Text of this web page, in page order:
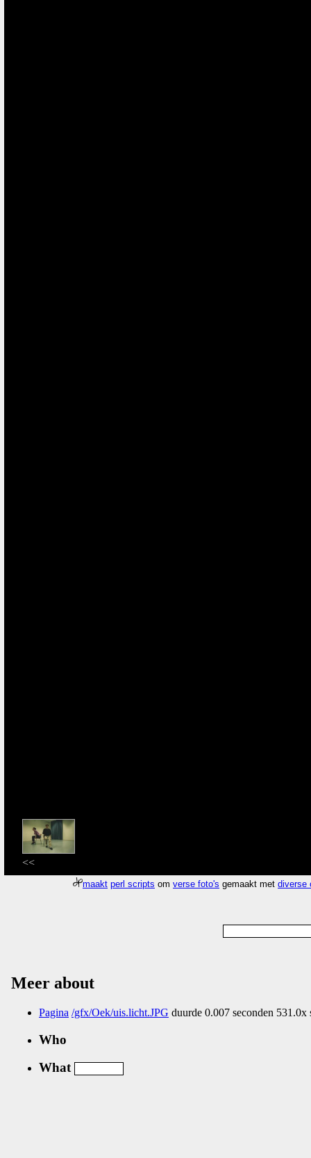
<<
maakt perl scripts omverse foto's gemaakt metdiverse
Meer about
Pagina /gfx/Oek/uis.licht.JPG duurde 0.007 seconden
Who
What